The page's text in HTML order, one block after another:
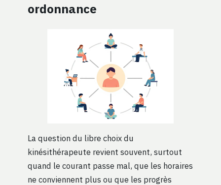
ordonnance
La question du libre choix du
kinésithérapeute revient souvent, surtout
quand le courant passe mal, que les horaires
ne conviennent plus ou que les progrès